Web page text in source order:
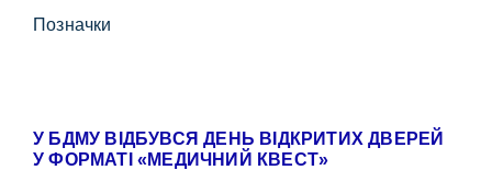
Позначки
У БДМУ ВІДБУВСЯ ДЕНЬ ВІДКРИТИХ ДВЕРЕЙ
У ФОРМАТІ «МЕДИЧНИЙ КВЕСТ»